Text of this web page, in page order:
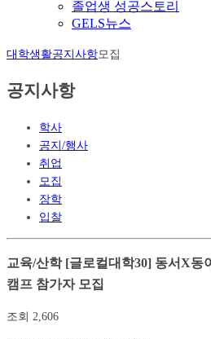
졸업생 성공스토리
GELS뉴스
대학생활공지사항모집
공지사항
학사
공지/행사
취업
모집
장학
입찰
교육/산학 [글로컬대학30] 동서X동
캠프 참가자 모집
조회 2,606